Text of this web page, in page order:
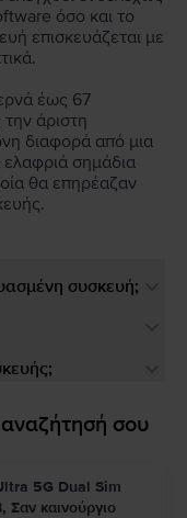
όσο και το
επισκευάζεται με
έως 67
άριστη
διαφορά από μια
ελαφριά σημάδια
θα επηρέαζαν
συσκευή;
σου
5G Dual Sim
καινούργιο